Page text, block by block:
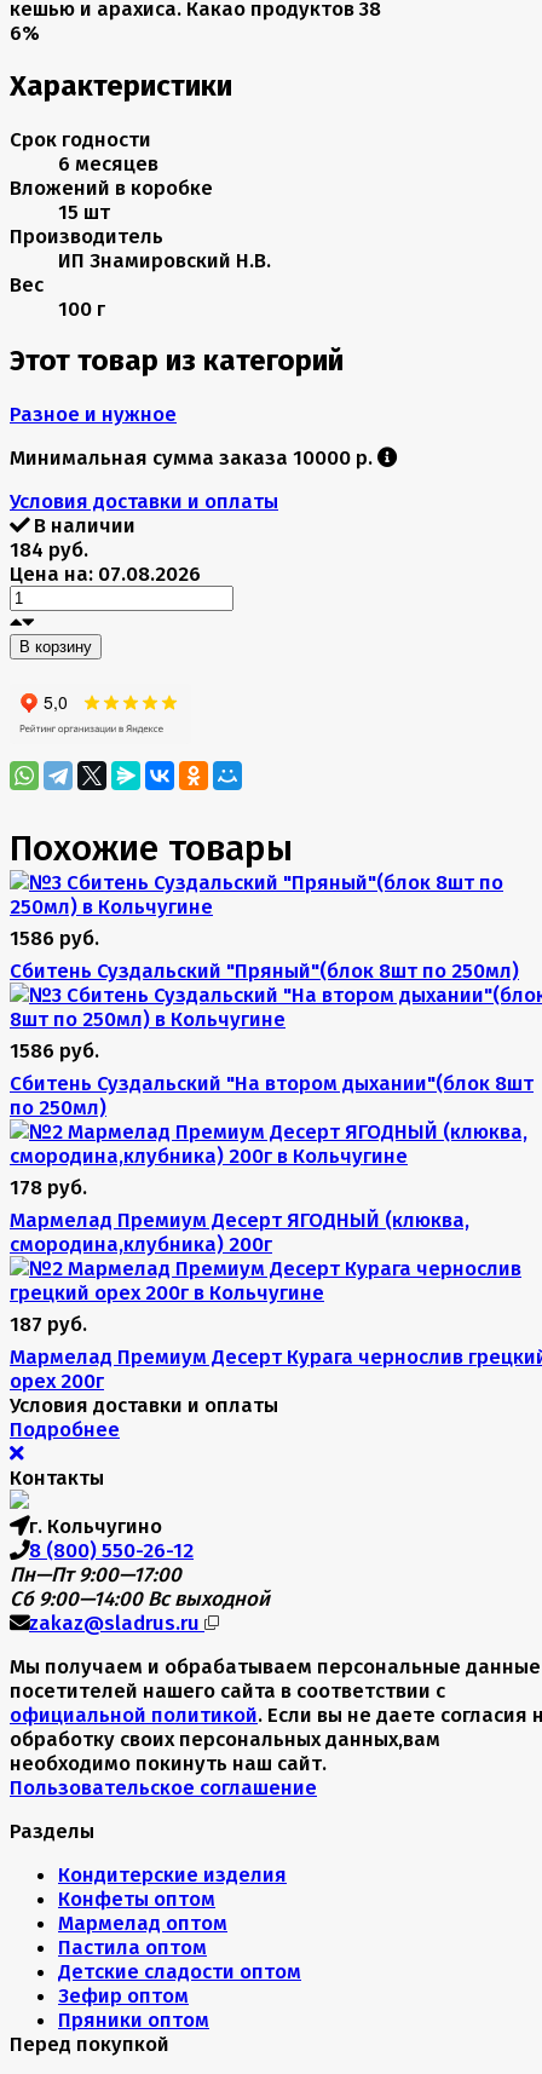
кешью и арахиса. Какао продуктов 38
6%
Характеристики
Срок годности
6 месяцев
Вложений в коробке
15 шт
Производитель
ИП Знамировский Н.В.
Вес
100 г
Этот товар из категорий
Разное и нужное
Минимальная сумма заказа 10000 р.
Условия доставки и оплаты
В наличии
184 руб.
Цена на: 07.08.2026
В корзину
Похожие товары
1586 руб.
Сбитень Суздальский "Пряный"(блок 8шт по 250мл)
1586 руб.
Сбитень Суздальский "На втором дыхании"(блок 8шт
по 250мл)
178 руб.
Мармелад Премиум Десерт ЯГОДНЫЙ (клюква,
смородина,клубника) 200г
187 руб.
Мармелад Премиум Десерт Курага чернослив
орех 200г
Условия доставки и оплаты
Подробнее
Контакты
г. Кольчугино
8 (800) 550-26-12
Пн—Пт 9:00—17:00
Сб 9:00—14:00 Вс выходной
zakaz@sladrus.ru
Мы получаем и обрабатываем персональные данные
посетителей нашего сайта в соответствии с
официальной политикой. Если вы не даете согласия
обработку своих персональных данных,вам
необходимо покинуть наш сайт.
Пользовательское соглашение
Разделы
Кондитерские изделия
Конфеты оптом
Мармелад оптом
Пастила оптом
Детские сладости оптом
Зефир оптом
Пряники оптом
Перед покупкой